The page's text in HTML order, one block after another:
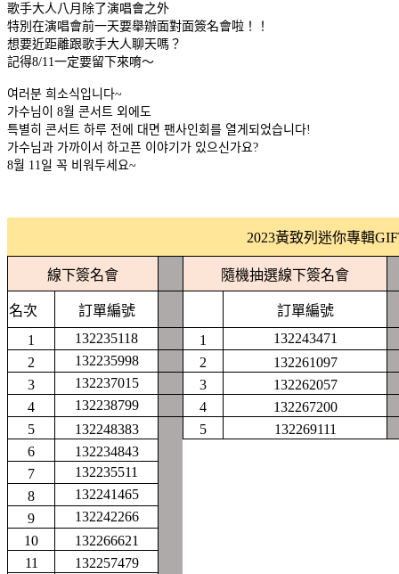
歌手大人八月除了演唱會之外
特別在演唱會前一天要舉辦面對面簽名會啦！！
想要近距離跟歌手大人聊天嗎？
記得8/11一定要留下來唷～
여러분 희소식입니다~
가수님이 8월 콘서트 외에도
특별히 콘서트 하루 전에 대면 팬사인회를 열게되었습니다!
가수님과 가까이서 하고픈 이야기가 있으신가요?
8월 11일 꼭 비워두세요~
2023黃致列迷你專輯
線下簽名會 隨機抽選線下簽名會
名次 訂單編號
訂單編號
1
132235118 1
132243471
2
132235998 2
132261097
3
132237015 3
132262057
4
132238799 4
132267200
5
132248383 5
132269111
6
132234843
7
132235511
8
132241465
9
132242266
10
132266621
11
132257479